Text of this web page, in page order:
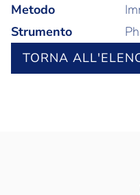
Metodo
Strumento
TORNA